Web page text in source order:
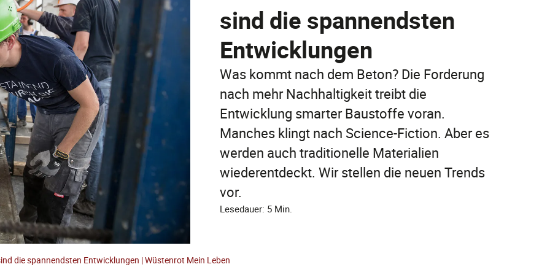
Jetzt online abschließen!
FAQ
Jetzt entdecken
Jetzt entdecken
sind die spannendsten
Entwicklungen
Was kommt nach dem Beton? Die Forderung
nach mehr Nachhaltigkeit treibt die
Entwicklung smarter Baustoffe voran.
Manches klingt nach Science-Fiction. Aber es
werden auch traditionelle Materialien
wiederentdeckt. Wir stellen die neuen Trends
vor.
Lesedauer: 5 Min.
die spannendsten Entwicklungen | Wüstenrot Mein Leben